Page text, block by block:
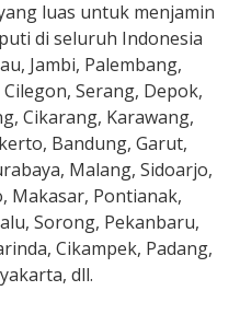
luas untuk menjamin
di seluruh Indonesia
Jambi, Palembang,
Serang, Depok,
Cikarang, Karawang,
Bandung, Garut,
Malang, Sidoarjo,
Makasar, Pontianak,
Sorong, Pekanbaru,
Cikampek, Padang,
dll.